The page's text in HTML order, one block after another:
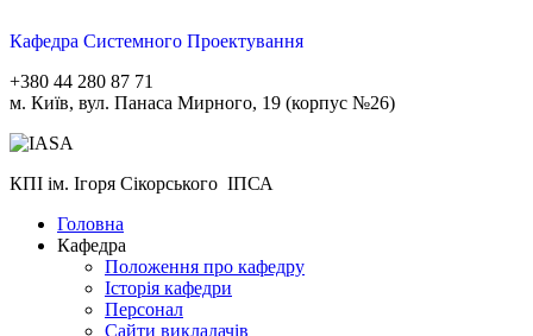
Кафедра Системного Проектування
+380 44 280 87 71
м. Київ, вул. Панаса Мирного, 19 (корпус №26)
КПІ ім. Ігоря Сікорського ІПСА
Головна
Кафедра
Положення про кафедру
Історія кафедри
Персонал
Сайти викладачів